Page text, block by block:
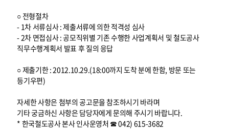
○ 전형절차
- 1차 서류심사 : 제출서류에 의한 적격성 심사
- 2차 면접심사 : 공모직위별 기존 수행한 사업계획서 및 철도공사
직무수행계획서 발표 후 질의 응답
○ 제출기한 : 2012.10.29.(18:00까지 도착 분에 한함, 방문 또는
등기우편)
자세한 사항은 첨부의 공고문을 참조하시기 바라며
기타 궁금하신 사항은 담당자에게 문의해 주시기 바랍니다.
* 한국철도공사 본사 인사운영처 ☎ 042) 615-3682